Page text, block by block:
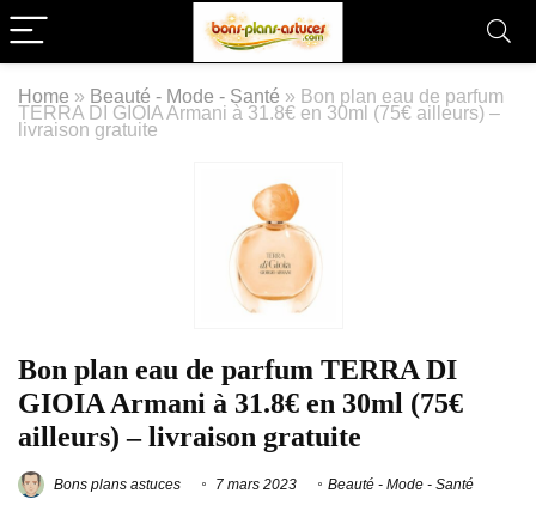
Home » Beauté - Mode - Santé » Bon plan eau de parfum
TERRA DI GIOIA Armani à 31.8€ en 30ml (75€ ailleurs) –
livraison gratuite
Bon plan eau de parfum TERRA DI
GIOIA Armani à 31.8€ en 30ml (75€
ailleurs) – livraison gratuite
Bons plans astuces 7 mars 2023 Beauté - Mode - Santé